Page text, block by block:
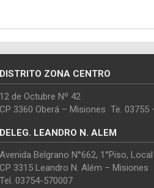
DISTRITO ZONA CENTRO
12 de Octubre Nº 42
CP 3360 Oberá – Misiones Te. 03755
DELEG. LEANDRO N. ALEM
Avenida Belgrano N°662, 1°Piso,
CP 3315 Leandro N. Além – Misiones
Tel. 03754-570007